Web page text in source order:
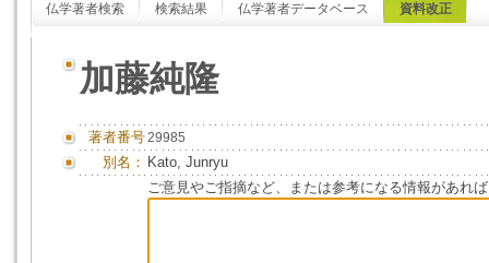
仏学著者検索 検索結果 仏学著者データベース 資料改正
加藤純隆
著者番号29985
別名： Kato, Junryu
ご意見やご指摘など、または参考になる情報があれ